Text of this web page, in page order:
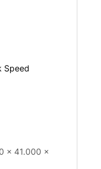
Speed
x 41.000 x